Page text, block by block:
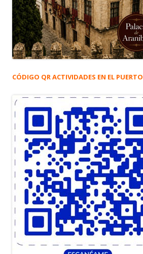
CÓDIGO QR ACTIVIDADES EN EL PUERTO